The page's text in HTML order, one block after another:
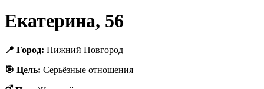
Екатерина, 56
📍 Город: Нижний Новгород
🎯 Цель: Серьёзные отношения